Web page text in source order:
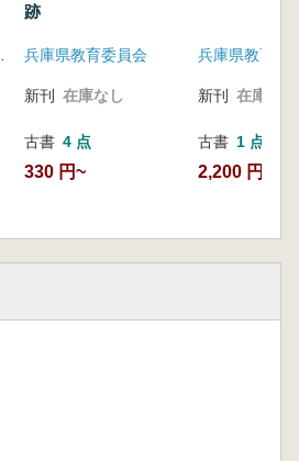
跡
兵庫県教育委員会
新刊 在庫なし
古書 4 点
330 円~
兵庫県教育委
新刊 在庫なし
古書 1 点
2,200 円